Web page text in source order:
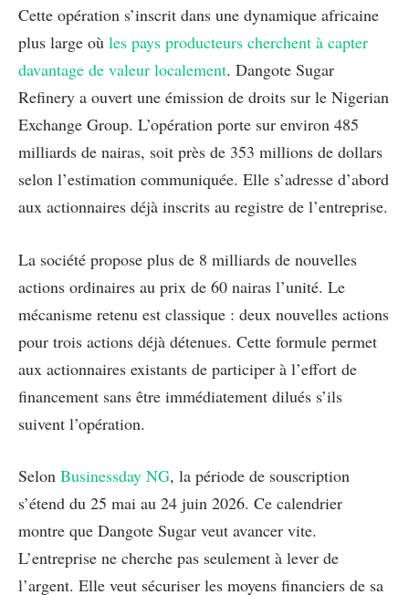
Cette opération s’inscrit dans une dynamique africaine
plus large où les pays producteurs cherchent à capter
davantage de valeur localement. Dangote Sugar
Refinery a ouvert une émission de droits sur le Nigerian
Exchange Group. L’opération porte sur environ 485
milliards de nairas, soit près de 353 millions de dollars
selon l’estimation communiquée. Elle s’adresse d’abord
aux actionnaires déjà inscrits au registre de l’entreprise.
La société propose plus de 8 milliards de nouvelles
actions ordinaires au prix de 60 nairas l’unité. Le
mécanisme retenu est classique : deux nouvelles actions
pour trois actions déjà détenues. Cette formule permet
aux actionnaires existants de participer à l’effort de
financement sans être immédiatement dilués s’ils
suivent l’opération.
Selon Businessday NG, la période de souscription
s’étend du 25 mai au 24 juin 2026. Ce calendrier
montre que Dangote Sugar veut avancer vite.
L’entreprise ne cherche pas seulement à lever de
l’argent. Elle veut sécuriser les moyens financiers de sa